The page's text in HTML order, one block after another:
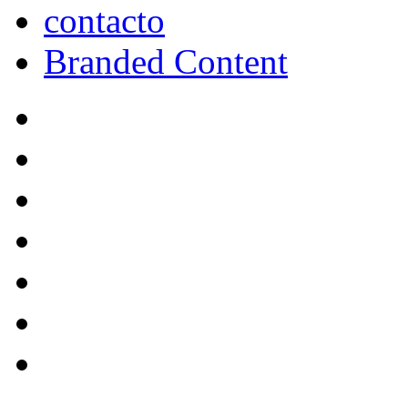
contacto
Branded Content